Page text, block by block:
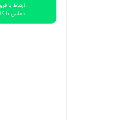
ارتباط با
تماس با